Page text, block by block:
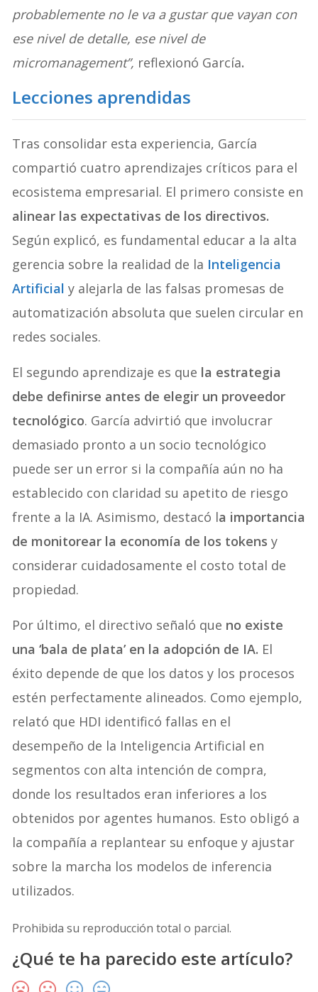
probablemente no le va a gustar que vayan con
ese nivel de detalle, ese nivel de
micromanagement”, reflexionó García.
Lecciones aprendidas
Tras consolidar esta experiencia, García
compartió cuatro aprendizajes críticos para el
ecosistema empresarial. El primero consiste en
alinear las expectativas de los directivos.
Según explicó, es fundamental educar a la alta
gerencia sobre la realidad de la Inteligencia
Artificial y alejarla de las falsas promesas de
automatización absoluta que suelen circular en
redes sociales.
El segundo aprendizaje es que la estrategia
debe definirse antes de elegir un proveedor
tecnológico. García advirtió que involucrar
demasiado pronto a un socio tecnológico
puede ser un error si la compañía aún no ha
establecido con claridad su apetito de riesgo
frente a la IA. Asimismo, destacó la importancia
de monitorear la economía de los tokens y
considerar cuidadosamente el costo total de
propiedad.
Por último, el directivo señaló que no existe
una ‘bala de plata’ en la adopción de IA. El
éxito depende de que los datos y los procesos
estén perfectamente alineados. Como ejemplo,
relató que HDI identificó fallas en el
desempeño de la Inteligencia Artificial en
segmentos con alta intención de compra,
donde los resultados eran inferiores a los
obtenidos por agentes humanos. Esto obligó a
la compañía a replantear su enfoque y ajustar
sobre la marcha los modelos de inferencia
utilizados.
Prohibida su reproducción total o parcial.
¿Qué te ha parecido este artículo?